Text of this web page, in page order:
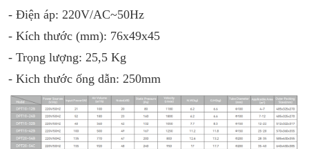
- Điện áp: 220V/AC~50Hz
- Kích thước (mm): 76x49x45
- Trọng lượng: 25,5 Kg
- Kich thước ống dẫn: 250mm